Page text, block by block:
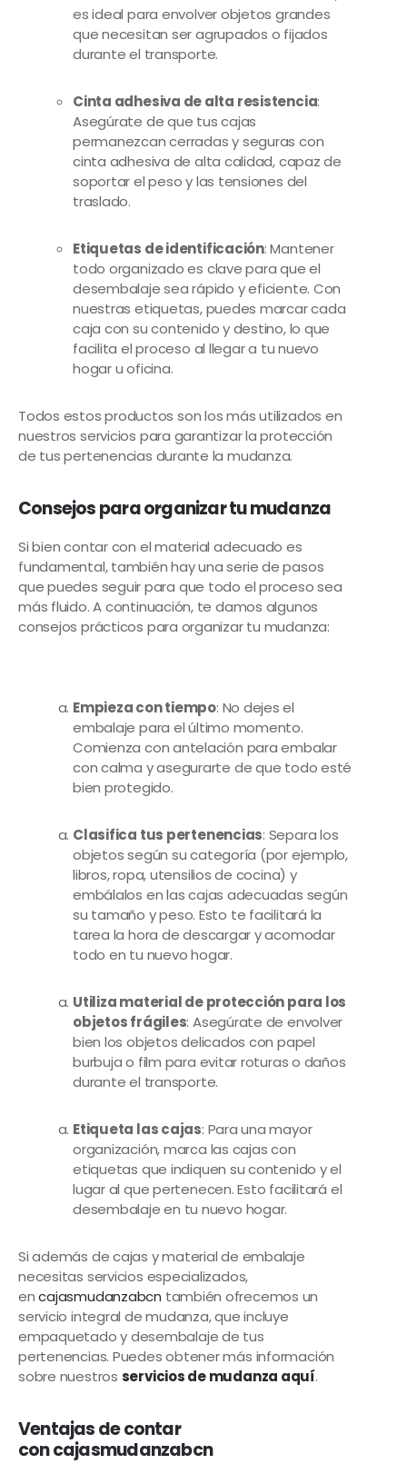
es ideal para envolver objetos grandes
que necesitan ser agrupados o fijados
durante el transporte.
Cinta adhesiva de alta resistencia:
Asegúrate de que tus cajas
permanezcan cerradas y seguras con
cinta adhesiva de alta calidad, capaz de
soportar el peso y las tensiones del
traslado.
Etiquetas de identificación: Mantener
todo organizado es clave para que el
desembalaje sea rápido y eficiente. Con
nuestras etiquetas, puedes marcar cada
caja con su contenido y destino, lo que
facilita el proceso al llegar a tu nuevo
hogar u oficina.
Todos estos productos son los más utilizados en
nuestros servicios para garantizar la protección
de tus pertenencias durante la mudanza.
Consejos para organizar tu mudanza
Si bien contar con el material adecuado es
fundamental, también hay una serie de pasos
que puedes seguir para que todo el proceso sea
más fluido. A continuación, te damos algunos
consejos prácticos para organizar tu mudanza:
Empieza con tiempo: No dejes el
embalaje para el último momento.
Comienza con antelación para embalar
con calma y asegurarte de que todo esté
bien protegido.
Clasifica tus pertenencias: Separa los
objetos según su categoría (por ejemplo,
libros, ropa, utensilios de cocina) y
embálalos en las cajas adecuadas según
su tamaño y peso. Esto te facilitará la
tarea la hora de descargar y acomodar
todo en tu nuevo hogar.
Utiliza material de protección para los
objetos frágiles: Asegúrate de envolver
bien los objetos delicados con papel
burbuja o film para evitar roturas o daños
durante el transporte.
Etiqueta las cajas: Para una mayor
organización, marca las cajas con
etiquetas que indiquen su contenido y el
lugar al que pertenecen. Esto facilitará el
desembalaje en tu nuevo hogar.
Si además de cajas y material de embalaje
necesitas servicios especializados,
encajasmudanzabcn también ofrecemos un
servicio integral de mudanza, que incluye
empaquetado y desembalaje de tus
pertenencias. Puedes obtener más información
sobre nuestros servicios de mudanza aquí.
Ventajas de contar
concajasmudanzabcn